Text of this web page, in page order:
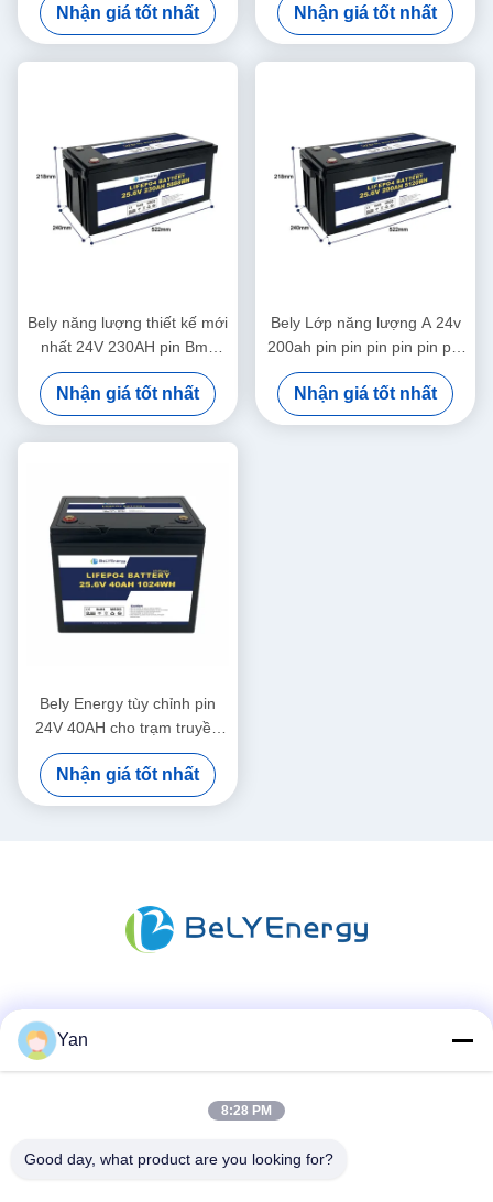
lượng mặt trời Hải quân
Nhận giá tốt nhất
xe tải
Nhận giá tốt nhất
Bely năng lượng thiết kế mới
nhất 24V 230AH pin Bms
cho Yacht Scooter y tế
Nhận giá tốt nhất
Bely Lớp năng lượng A 24v
200ah pin pin pin pin pin pin
pin pin pin pin pin pin pin pin
pin pin pin pin pin pin pin
Nhận giá tốt nhất
Bely Energy tùy chỉnh pin
24V 40AH cho trạm truyền
thông UPS y tế
Nhận giá tốt nhất
Liên lạc nhanh
ĐT:
Yan
8:28 PM
Good day, what product are you looking for?